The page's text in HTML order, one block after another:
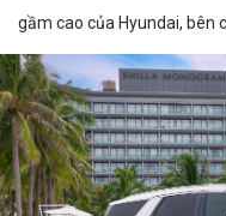
gầm cao của Hyundai, bên